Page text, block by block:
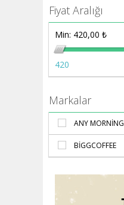
Fiyat Aralığı
Min: 420,00 ₺
420
Markalar
ANY MORNING
BIGGCOFFEE